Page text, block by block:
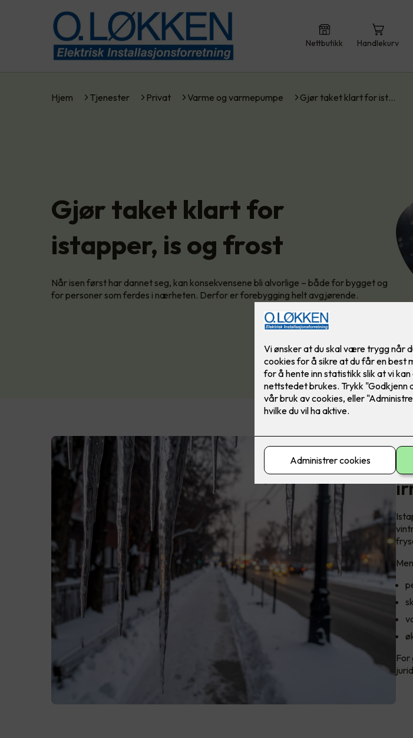
Nettbutikk Handlekurv
Hjem Tjenester Privat Varme og varmepumpe Gjør taket klart for ist…
Gjør taket klart for
istapper, is og frost
Når isen først har dannet seg, kan konsekvensene bli alvorlige – både for bygget og
for personer som ferdes i nærheten. Derfor er forebygging helt avgjørende.